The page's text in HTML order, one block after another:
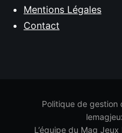
Mentions Légales
Contact
Politique de gestion
L’équipe du Mag Jeux